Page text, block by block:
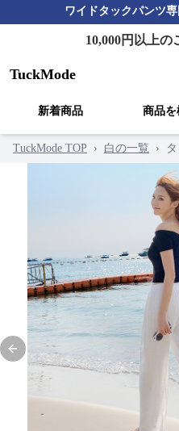
ワイドタックパンツ
10,000円以上の
TuckMode
新着商品 商品を
TuckMode TOP › 白の一覧 ›
Previous slide